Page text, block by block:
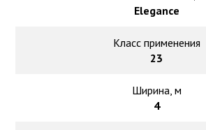
Штучный паркет
Elegance
Класс применения
23
Ширина, м
4